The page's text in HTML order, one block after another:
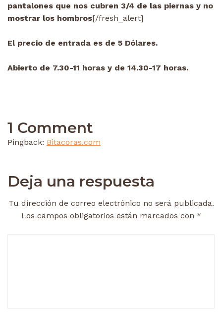
pantalones que nos cubren 3/4 de las piernas y no
mostrar los hombros[/fresh_alert]
El precio de entrada es de 5 Dólares.
Abierto de 7.30-11 horas y de 14.30-17 horas.
1 Comment
Pingback: Bitacoras.com
Deja una respuesta
Tu dirección de correo electrónico no será publicada.
Los campos obligatorios están marcados con *